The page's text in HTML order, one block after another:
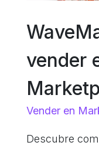
vender
Vender en
Descubre